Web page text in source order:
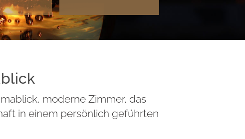
moderne Zimmer, das
in einem persönlich geführten